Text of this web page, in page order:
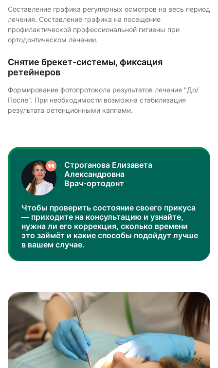
Составление графика регулярных осмотров на весь период
лечения. Составление графика на посещение
профилактической профессиональной гигиены при
ортодонтическом лечении.
Снятие брекет-системы, фиксация
ретейнеров
Формирование фотопротокола результатов лечения "До/
После". При необходимости возможна стабилизация
результата ретенционными каппами.
Строганова Елизавета
Александровна
Врач-ортодонт
Чтобы проверить состояние своего прикуса
— приходите на консультацию и узнайте,
нужна ли его коррекция, сколько времени
это займёт и какие способы подойдут лучше
в вашем случае.